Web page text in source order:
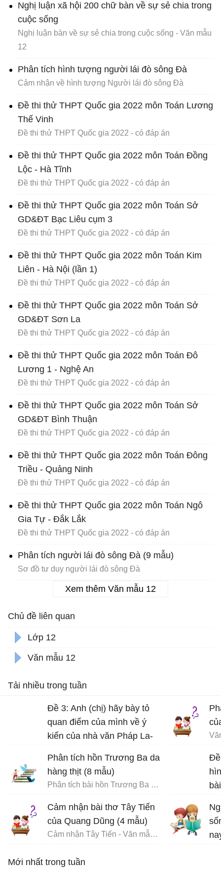
Nghị luận xã hội 200 chữ bàn về sự sẻ chia trong
cuộc sống
Nghị luận bàn về sự sẻ chia trong cuộc sống - Văn mẫu
12
Phân tích hình tượng người lái đò sông Đà
Cảm nhận về hình tượng Người lái đò sông Đà
Đề thi thử THPT Quốc gia 2022 môn Toán Lương
Thế Vinh
Đề thi thử THPT Quốc gia 2022 - có đáp án
Đề thi thử THPT Quốc gia 2022 môn Toán Đồng
Lộc - Hà Tĩnh
Đề thi thử THPT Quốc gia 2022 - có đáp án
Đề thi thử THPT Quốc gia 2022 môn Toán Sở
GD&ĐT Bạc Liêu cụm 3
Đề thi thử THPT Quốc gia 2022 - có đáp án
Đề thi thử THPT Quốc gia 2022 môn Toán Kim
Liên - Hà Nội (lần 1)
Đề thi thử THPT Quốc gia 2022 - có đáp án
Đề thi thử THPT Quốc gia 2022 môn Toán Sở
GD&ĐT Sơn La
Đề thi thử THPT Quốc gia 2022 - có đáp án
Đề thi thử THPT Quốc gia 2022 môn Toán Đô
Lương 1 - Nghệ An
Đề thi thử THPT Quốc gia 2022 - có đáp án
Đề thi thử THPT Quốc gia 2022 môn Toán Sở
GD&ĐT Bình Thuận
Đề thi thử THPT Quốc gia 2022 - có đáp án
Đề thi thử THPT Quốc gia 2022 môn Toán Đông
Triều - Quảng Ninh
Đề thi thử THPT Quốc gia 2022 - có đáp án
Đề thi thử THPT Quốc gia 2022 môn Toán Ngô
Gia Tự - Đắk Lắk
Đề thi thử THPT Quốc gia 2022 - có đáp án
Phân tích người lái đò sông Đà (9 mẫu)
Sơ đồ tư duy người lái đò sông Đà
Xem thêm Văn mẫu 12
Chủ đề liên quan
Lớp 12
Văn mẫu 12
Tải nhiều trong tuần
Đề 3: Anh (chị) hãy bày tỏ
quan điểm của mình về ý
kiến của nhà văn Pháp La-
nâng cao tinh thần ta lên và
gợi cho ta những tình cảm
cao quý và can đảm,...
Phân tích hồn Trương Ba da
hàng thịt (8 mẫu)
Phân tích bài hồn Trương Ba da hàng thịt - Văn mẫu 12
Cảm nhận bài thơ Tây Tiến
của Quang Dũng (4 mẫu)
Cảm nhận Tây Tiến - Văn mẫu 12
Đề
Mới nhất trong tuần